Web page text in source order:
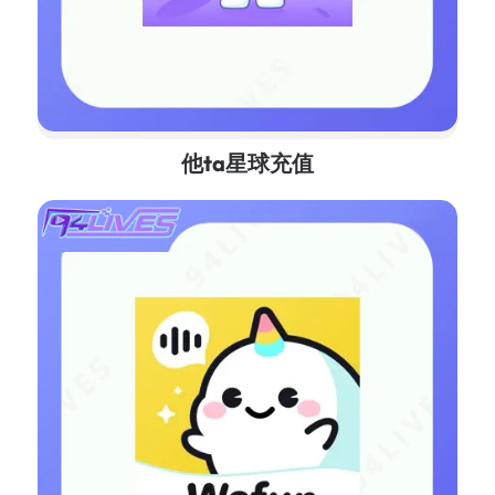
他ta星球充值